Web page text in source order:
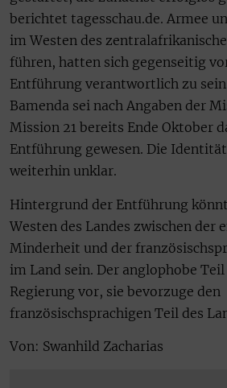
berichtet tagesschau.de. Armee
im Westen des
führen, hatten sich gegenseitig
Entführung verantwortlich zu
Bamenda sei nach Angaben der
Mission 21 bereits Ende Oktober
Entführung gewesen. Die
weiterhin unklar.
Hintergrund der Entführung
Westen des Landes zwischen der
Minderheit und der
im Land sein. Der anglophobe
Regierung vor, sie bevorzuge den
französischsprachigen Teil des
Von: Swanhild Zacharias